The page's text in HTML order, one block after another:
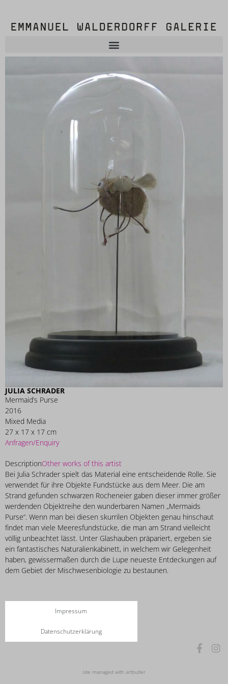
JULIA SCHRADER
Mermaid’s Purse
2016
Mixed Media
27 x 17 x 17 cm
Anfragen/Enquiry
DescriptionOther works of this artist
Bei Julia Schrader spielt das Material eine entscheidende Rolle. Sie
verwendet für ihre Objekte Fundstücke aus dem Meer. Die am
Strand gefunden schwarzen Rocheneier gaben dieser immer größer
werdenden Objektreihe den wunderbaren Namen „Mermaids
Purse“. Wenn man bei diesen skurrilen Objekten genau hinschaut
findet man viele Meeresfundstücke, die man am Strand vielleicht
völlig unbeachtet lässt. Unter Glashauben präpariert, ergeben sie
ein fantastisches Naturalienkabinett, in welchem wir Gelegenheit
haben, gewissermaßen durch die Lupe neueste Entdeckungen auf
dem Gebiet der Mischwesenbiologie zu bestaunen.
Impressum
Datenschutzerklärung
site managed with artbutler